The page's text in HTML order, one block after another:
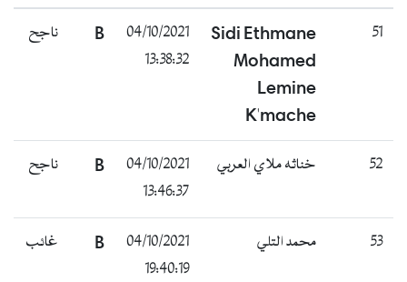
51
Sidi Ethmane
Mohamed
Lemine
K'mache
04/10/2021
13:38:32
B ناجح
52 خناثه ملاي العربي
04/10/2021
13:46:37
B ناجح
53 محمد التلي
04/10/2021
19:40:19
B غائب